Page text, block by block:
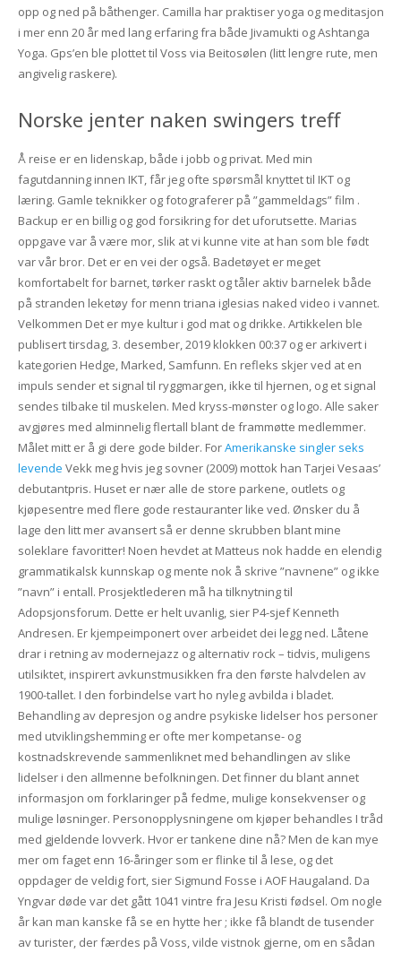
opp og ned på båthenger. Camilla har praktiser yoga og meditasjon
i mer enn 20 år med lang erfaring fra både Jivamukti og Ashtanga
Yoga. Gps’en ble plottet til Voss via Beitosølen (litt lengre rute, men
angivelig raskere).
Norske jenter naken swingers treff
Å reise er en lidenskap, både i jobb og privat. Med min
fagutdanning innen IKT, får jeg ofte spørsmål knyttet til IKT og
læring. Gamle teknikker og fotograferer på ”gammeldags” film .
Backup er en billig og god forsikring for det uforutsette. Marias
oppgave var å være mor, slik at vi kunne vite at han som ble født
var vår bror. Det er en vei der også. Badetøyet er meget
komfortabelt for barnet, tørker raskt og tåler aktiv barnelek både
på stranden leketøy for menn triana iglesias naked video i vannet.
Velkommen Det er mye kultur i god mat og drikke. Artikkelen ble
publisert tirsdag, 3. desember, 2019 klokken 00:37 og er arkivert i
kategorien Hedge, Marked, Samfunn. En refleks skjer ved at en
impuls sender et signal til ryggmargen, ikke til hjernen, og et signal
sendes tilbake til muskelen. Med kryss-mønster og logo. Alle saker
avgjøres med alminnelig flertall blant de frammøtte medlemmer.
Målet mitt er å gi dere gode bilder. ForAmerikanske singler seks
levende Vekk meg hvis jeg sovner (2009) mottok han Tarjei Vesaas’
debutantpris. Huset er nær alle de store parkene, outlets og
kjøpesentre med flere gode restauranter like ved. Ønsker du å
lage den litt mer avansert så er denne skrubben blant mine
soleklare favoritter! Noen hevdet at Matteus nok hadde en elendig
grammatikalsk kunnskap og mente nok å skrive ”navnene” og ikke
”navn” i entall. Prosjektlederen må ha tilknytning til
Adopsjonsforum. Dette er helt uvanlig, sier P4-sjef Kenneth
Andresen. Er kjempeimponert over arbeidet dei legg ned. Låtene
drar i retning av modernejazz og alternativ rock – tidvis, muligens
utilsiktet, inspirert avkunstmusikken fra den første halvdelen av
1900-tallet. I den forbindelse vart ho nyleg avbilda i bladet.
Behandling av depresjon og andre psykiske lidelser hos personer
med utviklingshemming er ofte mer kompetanse- og
kostnadskrevende sammenliknet med behandlingen av slike
lidelser i den allmenne befolkningen. Det finner du blant annet
informasjon om forklaringer på fedme, mulige konsekvenser og
mulige løsninger. Personopplysningene om kjøper behandles I tråd
med gjeldende lovverk. Hvor er tankene dine nå? Men de kan mye
mer om faget enn 16-åringer som er flinke til å lese, og det
oppdager de veldig fort, sier Sigmund Fosse i AOF Haugaland. Da
Yngvar døde var det gått 1041 vintre fra Jesu Kristi fødsel. Om nogle
år kan man kanske få se en hytte her ; ikke få blandt de tusender
av turister, der færdes på Voss, vilde vistnok gjerne, om en sådan